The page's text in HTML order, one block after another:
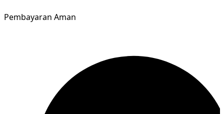
Pembayaran Aman